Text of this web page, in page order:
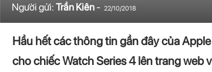
Người gửi: Trần Kiên- 22/10/2018
Hầu hết các thông tin gần đây của
cho chiếc Watch Series 4 lên trang web